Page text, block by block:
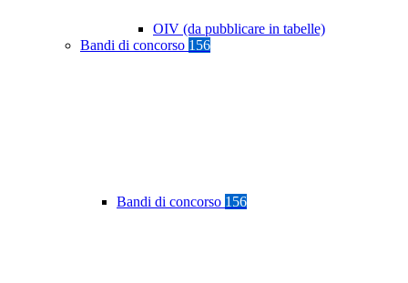
OIV (da pubblicare in tabelle)
Bandi di concorso 156
Bandi di concorso 156